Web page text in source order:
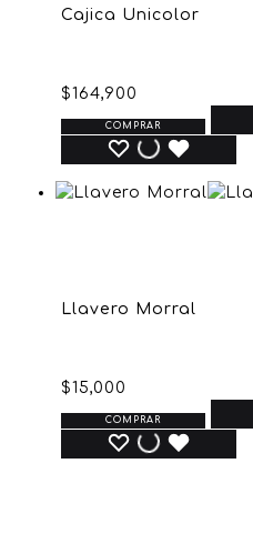
Cajica Unicolor
$164,900
COMPRAR
Llavero Morral
$15,000
COMPRAR